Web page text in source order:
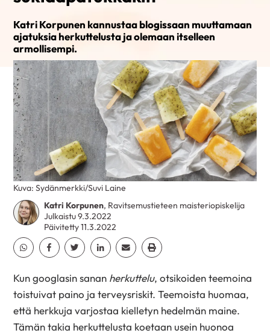
Katri Korpunen kannustaa blogissaan muuttamaan
ajatuksia herkuttelusta ja olemaan itselleen
armollisempi.
Katri Korpunen, Ravitsemustieteen maisteriopiskelija
Julkaistu 9.3.2022
Päivitetty 11.3.2022
Jaa Whatsapp
Jaa Facebook
Jaa TwitterJaa Linkedin
Jaa EmailJaa Print
Kuva: Sydänmerkki/Suvi Laine
Kun googlasin sanan herkuttelu, otsikoiden teemoina
toistuivat paino ja terveysriskit. Teemoista huomaa,
että herkkuja varjostaa kielletyn hedelmän maine.
Tämän takia herkuttelusta koetaan usein huonoa